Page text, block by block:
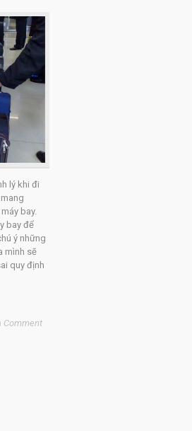
lý khi đi
bay.
bay để
ý những
mình sẽ
quy định
Comment